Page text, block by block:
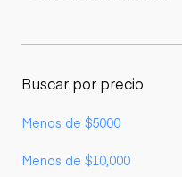
Buscar por precio
Menos de $5000
Menos de $10,000